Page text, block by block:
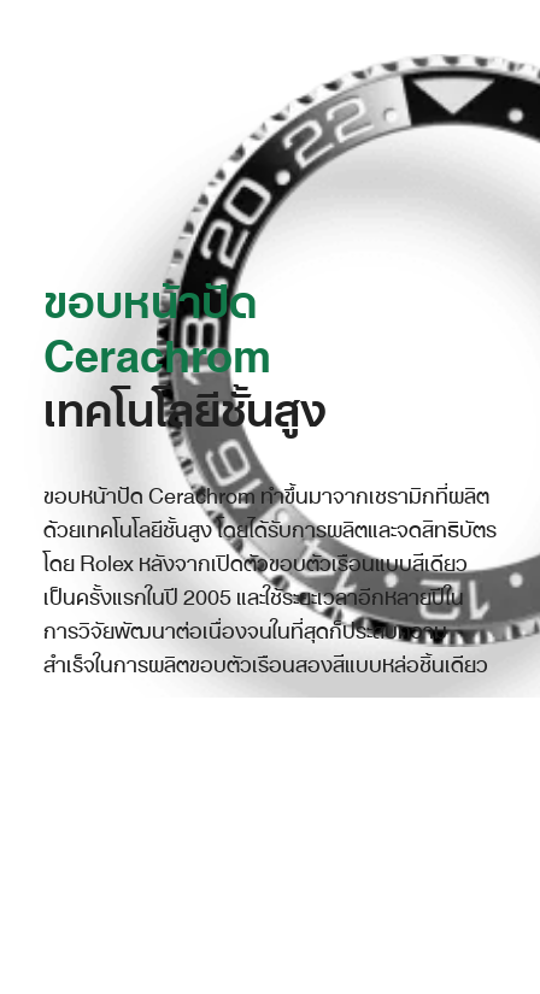
ขอบหน้าปัด
Cerachrom
เทคโนโลยีชั้นสูง
ขอบหน้าปัด Cerachrom ทำขึ้นมาจากเซรามิกที่ผลิต
ด้วยเทคโนโลยีชั้นสูง โดยได้รับการผลิตและจดสิทธิบัตร
โดย Rolex หลังจากเปิดตัวขอบตัวเรือนแบบสีเดียว
เป็นครั้งแรกในปี 2005 และใช้ระยะเวลาอีกหลายปีใน
การวิจัยพัฒนาต่อเนื่องจนในที่สุดก็ประสบความ
สำเร็จในการผลิตขอบตัวเรือนสองสีแบบหล่อชิ้นเดียว